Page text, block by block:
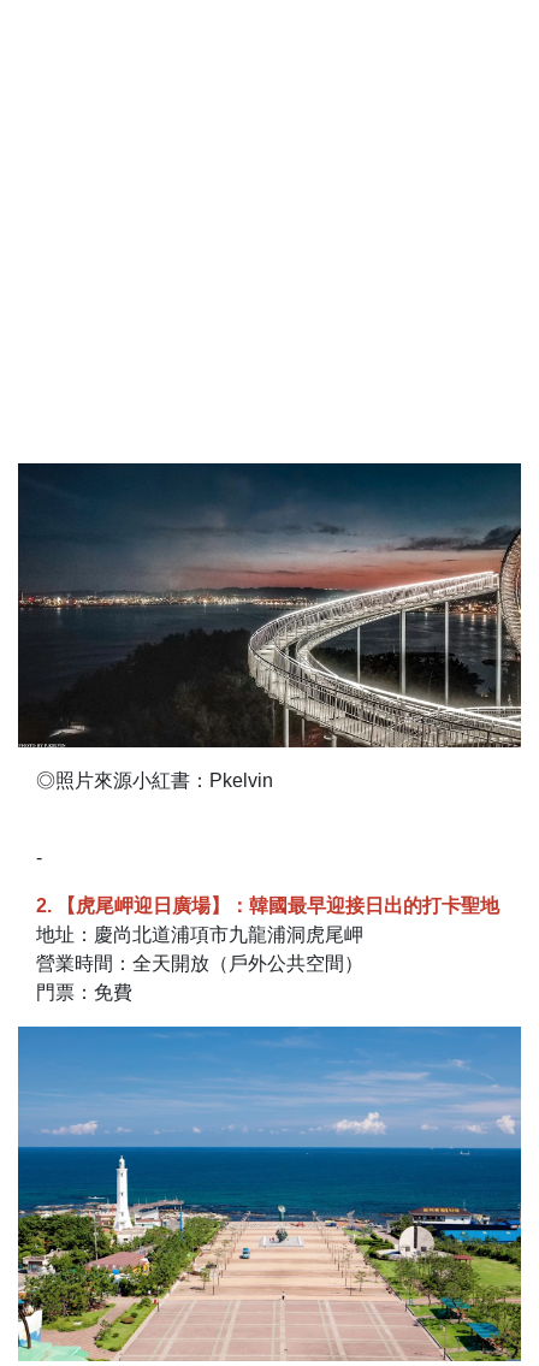
◎照片來源小紅書：Pkelvin
-
2. 【虎尾岬迎日廣場】：韓國最早迎接日出的打卡聖地
地址：慶尚北道浦項市九龍浦洞虎尾岬
營業時間：全天開放（戶外公共空間）
門票：免費